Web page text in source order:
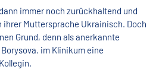
immer noch zurückhaltend und
Muttersprache Ukrainisch. Doch
Grund, denn als anerkannte
im Klinikum eine